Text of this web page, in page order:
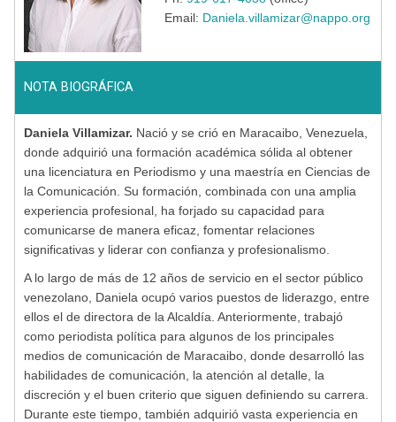
Email: Daniela.villamizar@nappo.org
NOTA BIOGRÁFICA
Daniela Villamizar. Nació y se crió en Maracaibo, Venezuela,
donde adquirió una formación académica sólida al obtener
una licenciatura en Periodismo y una maestría en Ciencias de
la Comunicación. Su formación, combinada con una amplia
experiencia profesional, ha forjado su capacidad para
comunicarse de manera eficaz, fomentar relaciones
significativas y liderar con confianza y profesionalismo.
A lo largo de más de 12 años de servicio en el sector público
venezolano, Daniela ocupó varios puestos de liderazgo, entre
ellos el de directora de la Alcaldía. Anteriormente, trabajó
como periodista política para algunos de los principales
medios de comunicación de Maracaibo, donde desarrolló las
habilidades de comunicación, la atención al detalle, la
discreción y el buen criterio que siguen definiendo su carrera.
Durante este tiempo, también adquirió vasta experiencia en